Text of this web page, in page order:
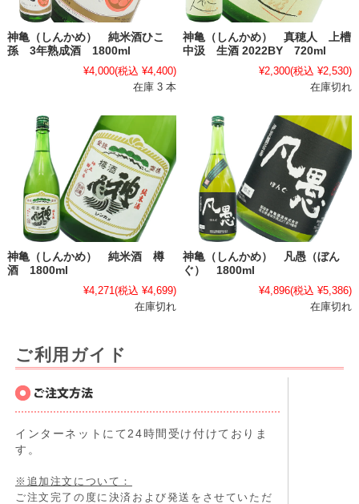
神亀（しんかめ） 純米酒ひこ
孫 3年熟成酒 1800ml
¥4,000(税込 ¥4,400)
在庫 3 本
神亀（しんかめ） 真穂人 上槽
中汲 生酒 2022BY 720ml
¥2,300(税込 ¥2,530)
在庫切れ
神亀（しんかめ） 純米酒 樽
酒 1800ml
¥4,271(税込 ¥4,699)
在庫切れ
神亀（しんかめ） 凡愚（ぼん
ぐ） 1800ml
¥4,896(税込 ¥5,386)
在庫切れ
ご利用ガイド
インターネットにて24時間受け付けておりま
す。
※追加注文について：
ご注文完了の度に決済および発送をさせていただ